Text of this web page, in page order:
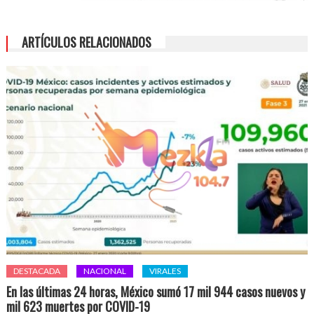
ARTÍCULOS RELACIONADOS
DESTACADA NACIONAL VIRALES
En las últimas 24 horas, México sumó 17 mil 944 casos nuevos y
mil 623 muertes por COVID-19